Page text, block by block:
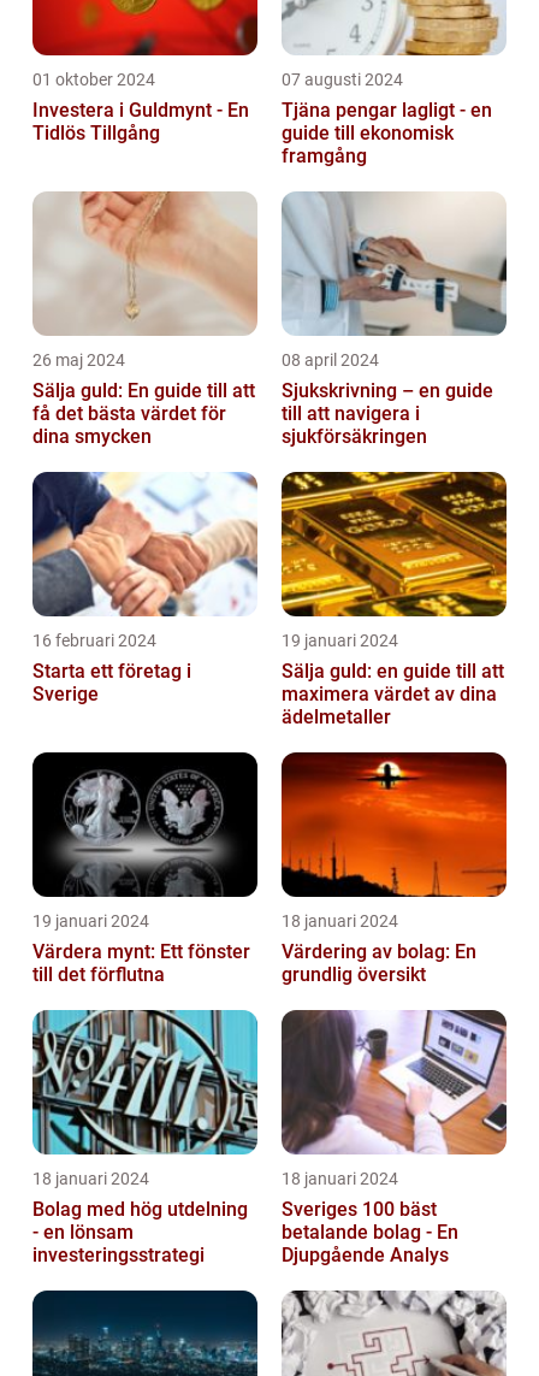
01 oktober 2024
Investera i Guldmynt - En
Tidlös Tillgång
07 augusti 2024
Tjäna pengar lagligt - en
guide till ekonomisk
framgång
26 maj 2024
Sälja guld: En guide till att
få det bästa värdet för
dina smycken
08 april 2024
Sjukskrivning – en guide
till att navigera i
sjukförsäkringen
16 februari 2024
Starta ett företag i
Sverige
19 januari 2024
Sälja guld: en guide till att
maximera värdet av dina
ädelmetaller
19 januari 2024
Värdera mynt: Ett fönster
till det förflutna
18 januari 2024
Värdering av bolag: En
grundlig översikt
18 januari 2024
Bolag med hög utdelning
- en lönsam
investeringsstrategi
18 januari 2024
Sveriges 100 bäst
betalande bolag - En
Djupgående Analys